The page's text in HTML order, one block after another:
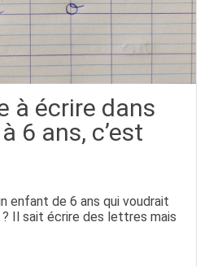
à écrire dans
6 ans, c’est
enfant de 6 ans qui voudrait
Il sait écrire des lettres mais